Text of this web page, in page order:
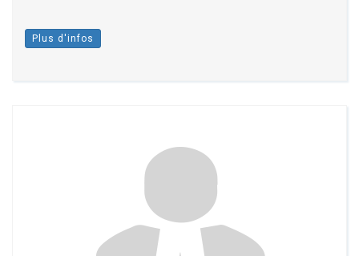
Plus d'infos